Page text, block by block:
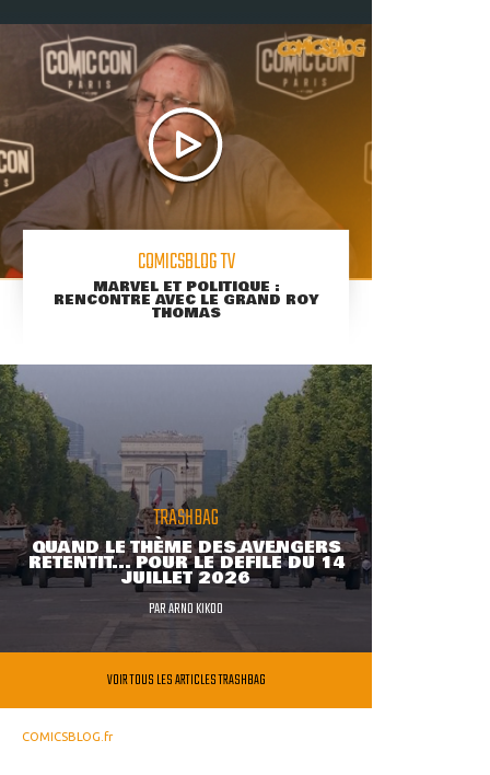
COMICSBLOG TV
MARVEL ET POLITIQUE :
RENCONTRE AVEC LE GRAND ROY
THOMAS
TRASHBAG
QUAND LE THÈME DES AVENGERS
RETENTIT... POUR LE DÉFILÉ DU 14
JUILLET 2026
PARARNO KIKOO
VOIR TOUS LES ARTICLES TRASHBAG
COMICSBLOG.fr